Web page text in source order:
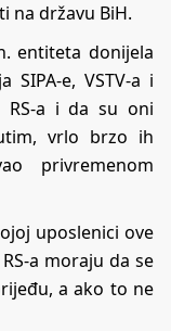
na državu BiH.
entiteta donijela
SIPA-e, VSTV-a i
a i da su oni
vrlo brzo ih
privremenom
uposlenici ove
a moraju da se
, a ako to ne